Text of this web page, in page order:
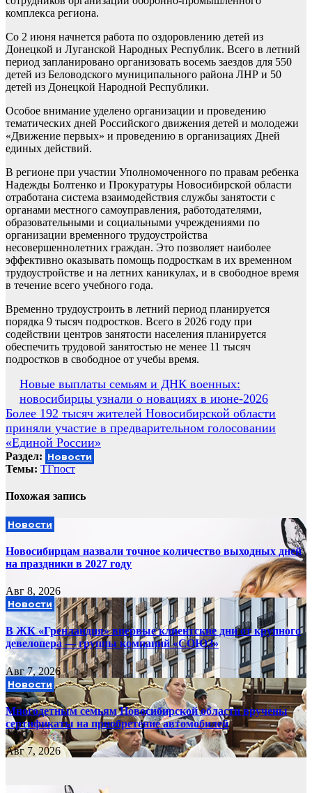
комплекса региона.
Со 2 июня начнется работа по оздоровлению детей из
Донецкой и Луганской Народных Республик. Всего в летний
период запланировано организовать восемь заездов для 550
детей из Беловодского муниципального района ЛНР и 50
детей из Донецкой Народной Республики.
Особое внимание уделено организации и проведению
тематических дней Российского движения детей и молодежи
«Движение первых» и проведению в организациях Дней
единых действий.
В регионе при участии Уполномоченного по правам ребенка
Надежды Болтенко и Прокуратуры Новосибирской области
отработана система взаимодействия службы занятости с
органами местного самоуправления, работодателями,
образовательными и социальными учреждениями по
организации временного трудоустройства
несовершеннолетних граждан. Это позволяет наиболее
эффективно оказывать помощь подросткам в их временном
трудоустройстве и на летних каникулах, и в свободное время
в течение всего учебного года.
Временно трудоустроить в летний период планируется
порядка 9 тысяч подростков. Всего в 2026 году при
содействии центров занятости населения планируется
обеспечить трудовой занятостью не менее 11 тысяч
подростков в свободное от учебы время.
Навигация
по
записям
Новые выплаты семьям и ДНК военных:
новосибирцы узнали о новациях в июне-2026
Более 192 тысяч жителей Новосибирской области
приняли участие в предварительном голосовании
«Единой России»
Раздел: Новости
Темы: ТГпост
Похожая запись
Новости
Новосибирцам назвали точное количество выходных дней
на праздники в 2027 году
Авг 8, 2026
Новости
В ЖК «Гренландия» впервые клиентские дни от крупного
девелопера — группы компаний «СОЮЗ»
Авг 7, 2026
Новости
Многодетным семьям Новосибирской области вручены
сертификаты на приобретение автомобилей
Авг 7, 2026